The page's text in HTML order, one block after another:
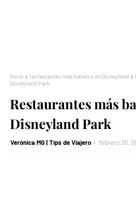
Inicio restaurantes más baratos en Disneyland
Disneyland Park
Restaurantes más
Disneyland Park
Verónica MG | Tips de Viajero febrero 26,